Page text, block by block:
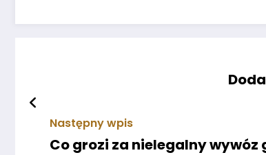
Następny wpis
Co grozi za nielegalny wywóz